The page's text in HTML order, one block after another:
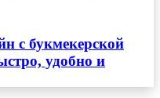
с букмекерской
удобно и